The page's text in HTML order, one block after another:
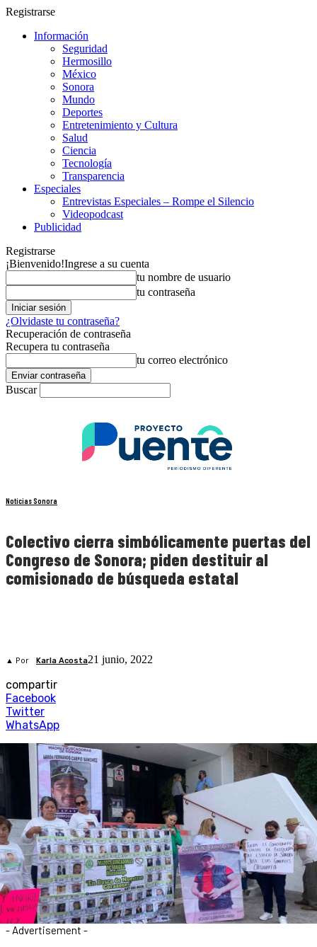
Registrarse
Información
Seguridad
Hermosillo
México
Sonora
Mundo
Deportes
Entretenimiento y Cultura
Salud
Ciencia
Tecnología
Transparencia
Especiales
Entrevistas Especiales – Rompe el Silencio
Videopodcast
Publicidad
Registrarse
¡Bienvenido!Ingrese a su cuenta
tu nombre de usuario
tu contraseña
¿Olvidaste tu contraseña?
Recuperación de contraseña
Recupera tu contraseña
tu correo electrónico
Buscar
Noticias Sonora
Colectivo cierra simbólicamente puertas del
Congreso de Sonora; piden destituir al
comisionado de búsqueda estatal
▲ Por Karla Acosta21 junio, 2022
compartir
Facebook
Twitter
WhatsApp
- Advertisement -